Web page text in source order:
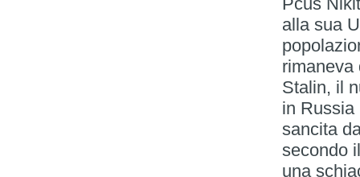
alla sua
rimaneva
Stalin, il
in Russia
sancita
secondo
una